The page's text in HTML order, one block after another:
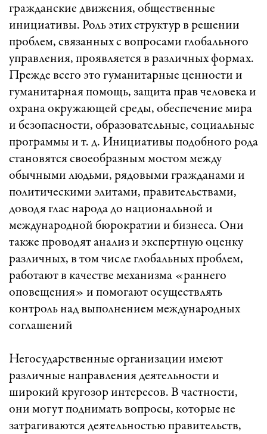
гражданские движения, общественные
инициативы. Роль этих структур в решении
проблем, связанных с вопросами глобального
управления, проявляется в различных формах.
Прежде всего это гуманитарные ценности и
гуманитарная помощь, защита прав человека и
охрана окружающей среды, обеспечение мира
и безопасности, образовательные, социальные
программы и т. д. Инициативы подобного рода
становятся своеобразным мостом между
обычными людьми, рядовыми гражданами и
политическими элитами, правительствами,
доводя глас народа до национальной и
международной бюрократии и бизнеса. Они
также проводят анализ и экспертную оценку
различных, в том числе глобальных проблем,
работают в качестве механизма «раннего
оповещения» и помогают осуществлять
контроль над выполнением международных
соглашений
Негосударственные организации имеют
различные направления деятельности и
широкий кругозор интересов. В частности,
они могут поднимать вопросы, которые не
затрагиваются деятельностью правительств,